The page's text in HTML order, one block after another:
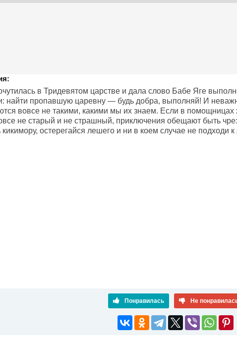
в Тридевятом царстве и дала слово Бабе Яге
найти пропавшую царевну — будь добра, выполняй! И
вовсе не такими, какими мы их знаем. Если в помощницах
не старый и не страшный, приключения обещают быть
кикимору, остерегайся лешего и ни в коем случае не подходи к
Понравилась Не